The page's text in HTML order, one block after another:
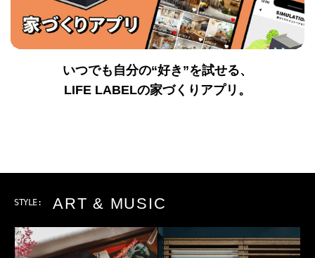
いつでも自分の“好き”を試せる、
LIFE LABELの家づくりアプリ。
STYLE: OUTDOOR